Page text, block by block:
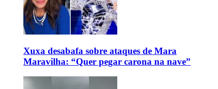
Xuxa desabafa sobre ataques de Mara
Maravilha: “Quer pegar carona na nave”